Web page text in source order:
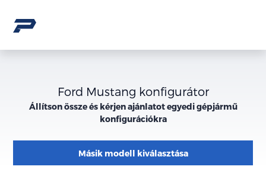
Ford Mustang konfigurátor
Állítson össze és kérjen ajánlatot egyedi gépjármű
konfigurációkra
Másik modell kiválasztása